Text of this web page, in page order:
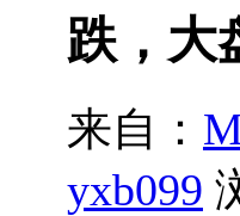
跌，大
来自：
yxb099